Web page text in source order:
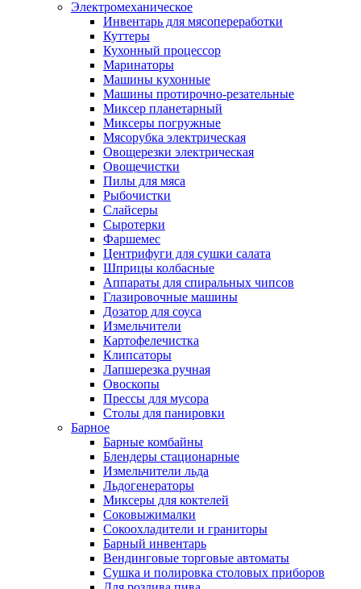
Электромеханическое
Инвентарь для мясопереработки
Куттеры
Кухонный процессор
Маринаторы
Машины кухонные
Машины протирочно-резательные
Миксер планетарный
Миксеры погружные
Мясорубка электрическая
Овощерезки электрическая
Овощечистки
Пилы для мяса
Рыбочистки
Слайсеры
Сыротерки
Фаршемес
Центрифуги для сушки салата
Шприцы колбасные
Аппараты для спиральных чипсов
Глазировочные машины
Дозатор для соуса
Измельчители
Картофелечистка
Клипсаторы
Лапшерезка ручная
Овоскопы
Прессы для мусора
Столы для панировки
Барное
Барные комбайны
Блендеры стационарные
Измельчители льда
Льдогенераторы
Миксеры для коктелей
Соковыжималки
Сокоохладители и граниторы
Барный инвентарь
Вендинговые торговые автоматы
Сушка и полировка столовых приборов